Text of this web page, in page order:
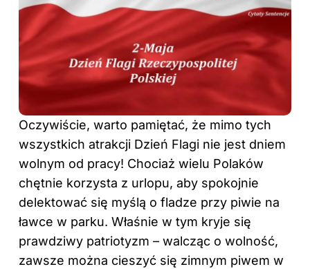
Oczywiście, warto pamiętać, że mimo tych
wszystkich atrakcji Dzień Flagi nie jest dniem
wolnym od pracy! Chociaż wielu Polaków
chętnie korzysta z urlopu, aby spokojnie
delektować się myślą o fladze przy piwie na
ławce w parku. Właśnie w tym kryje się
prawdziwy patriotyzm – walcząc o wolność,
zawsze można cieszyć się zimnym piwem w